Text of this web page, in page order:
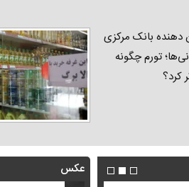
دهنده بانک مرکزی
تورم چگونه
کرد؟
عکس